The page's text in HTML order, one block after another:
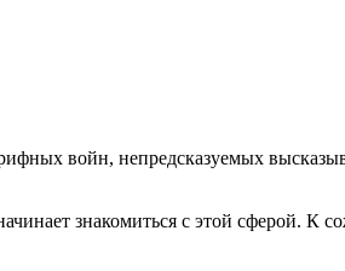
войн, непредсказуемых
знакомиться с этой сферой. К